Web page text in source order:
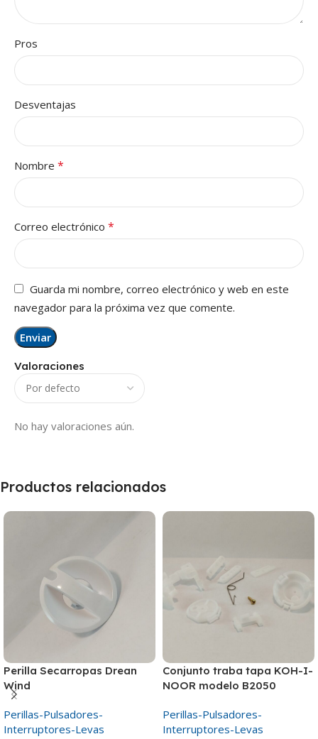
Valoraciones
No hay valoraciones aún.
Pros
Desventajas
Nombre *
Correo electrónico *
Guarda mi nombre, correo electrónico y web en este
navegador para la próxima vez que comente.
Productos relacionados
Perilla Secarropas Drean
Wind
Perillas-Pulsadores-
Interruptores-Levas
Conjunto traba tapa KOH-I-
NOOR modelo B2050
Perillas-Pulsadores-
Interruptores-Levas